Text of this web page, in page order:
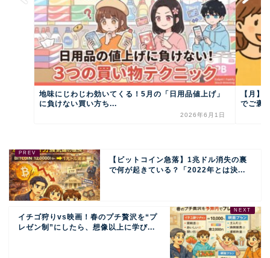
地味にじわじわ効いてくる！5月の「日用品値上げ」
に負けない買い方ち...
2026年6月1日
【月】
でご褒
【ビットコイン急落】1兆ドル消失の裏
で何が起きている？「2022年とは決...
イチゴ狩りvs映画！春のプチ贅沢を“プ
レゼン制”にしたら、想像以上に学び...